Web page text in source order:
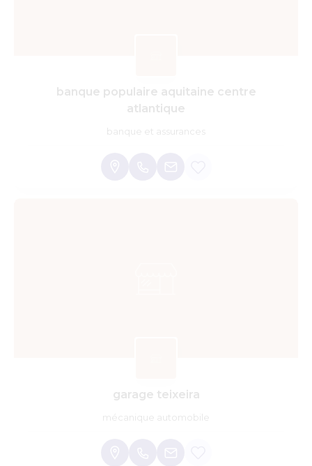
banque populaire aquitaine centre
atlantique
banque et assurances
garage teixeira
mécanique automobile